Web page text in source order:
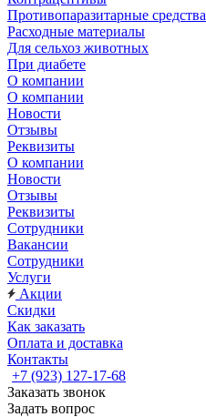
Противопаразитарные средства
Расходные материалы
Для сельхоз животных
При диабете
О компании
О компании
Новости
Отзывы
Реквизиты
О компании
Новости
Отзывы
Реквизиты
Сотрудники
Вакансии
Сотрудники
Услуги
Акции
Скидки
Как заказать
Оплата и доставка
Контакты
+7 (923) 127-17-68
Заказать звонок
Задать вопрос